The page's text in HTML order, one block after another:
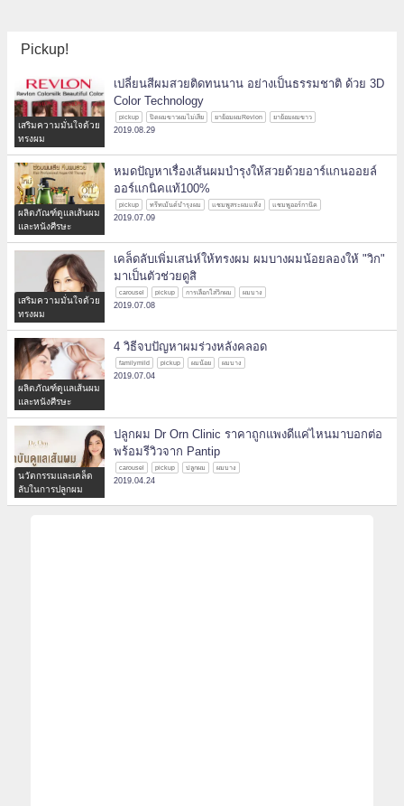
Pickup!
เสริมความมั่นใจด้วย
ทรงผม
เปลี่ยนสีผมสวยติดทนนาน อย่างเป็นธรรมชาติ ด้วย 3D
Color Technology
pickup ปิดผมขาวผมไม่เสีย ยาย้อมผมRevlon ยาย้อมผมขาว
2019.08.29
ผลิตภัณฑ์ดูแลเส้นผม
และหนังศีรษะ
หมดปัญหาเรื่องเส้นผมบำรุงให้สวยด้วยอาร์แกนออยล์
ออร์แกนิคแท้100%
pickup ทรีทเม้นต์บำรุงผม แชมพูสระผมแห้ง แชมพูออร์กานิค
2019.07.09
เสริมความมั่นใจด้วย
ทรงผม
เคล็ดลับเพิ่มเสน่ห์ให้ทรงผม ผมบางผมน้อยลองให้ "วิก"
มาเป็นตัวช่วยดูสิ
carousel pickup การเลือกใส่วิกผม ผมบาง
2019.07.08
ผลิตภัณฑ์ดูแลเส้นผม
และหนังศีรษะ
4 วิธีจบปัญหาผมร่วงหลังคลอด
familymild pickup ผมน้อย ผมบาง
2019.07.04
นวัตกรรมและเคล็ด
ลับในการปลูกผม
ปลูกผม Dr Orn Clinic ราคาถูกแพงดีแค่ไหนมาบอกต่อ
พร้อมรีวิวจาก Pantip
carousel pickup ปลูกผม ผมบาง
2019.04.24